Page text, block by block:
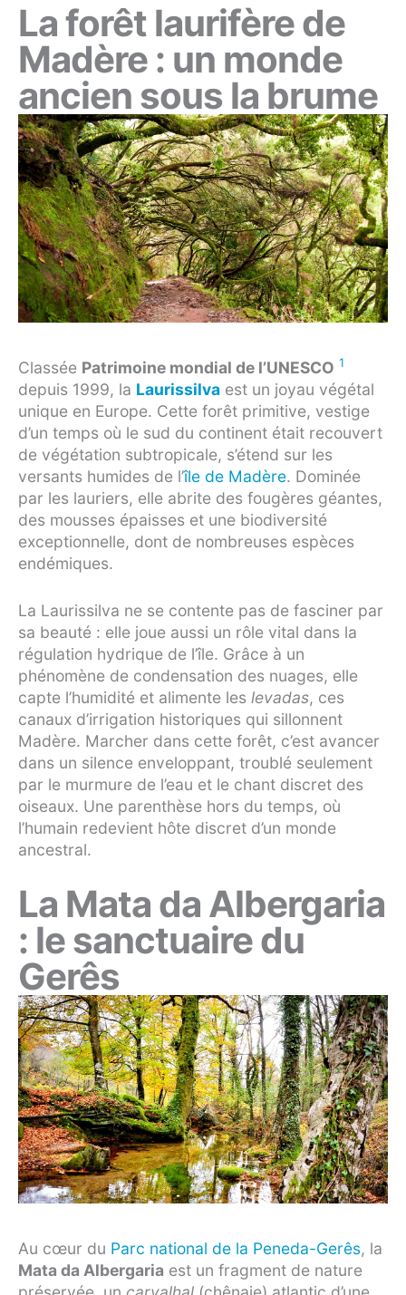
La forêt laurifère de
Madère : un monde
ancien sous la brume
Classée Patrimoine mondial de l’UNESCO 1
depuis 1999, la Laurissilva est un joyau végétal
unique en Europe. Cette forêt primitive, vestige
d’un temps où le sud du continent était recouvert
de végétation subtropicale, s’étend sur les
versants humides de l’île de Madère. Dominée
par les lauriers, elle abrite des fougères géantes,
des mousses épaisses et une biodiversité
exceptionnelle, dont de nombreuses espèces
endémiques.
La Laurissilva ne se contente pas de fasciner par
sa beauté : elle joue aussi un rôle vital dans la
régulation hydrique de l’île. Grâce à un
phénomène de condensation des nuages, elle
capte l’humidité et alimente les levadas, ces
canaux d’irrigation historiques qui sillonnent
Madère. Marcher dans cette forêt, c’est avancer
dans un silence enveloppant, troublé seulement
par le murmure de l’eau et le chant discret des
oiseaux. Une parenthèse hors du temps, où
l’humain redevient hôte discret d’un monde
ancestral.
La Mata da Albergaria
: le sanctuaire du
Gerês
Au cœur du Parc national de la Peneda-Gerês, la
Mata da Albergaria est un fragment de nature